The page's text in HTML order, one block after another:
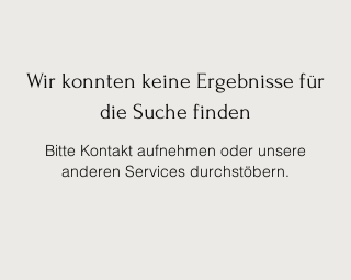
Wir konnten keine Ergebnisse für
die Suche finden
Bitte Kontakt aufnehmen oder unsere
anderen Services durchstöbern.